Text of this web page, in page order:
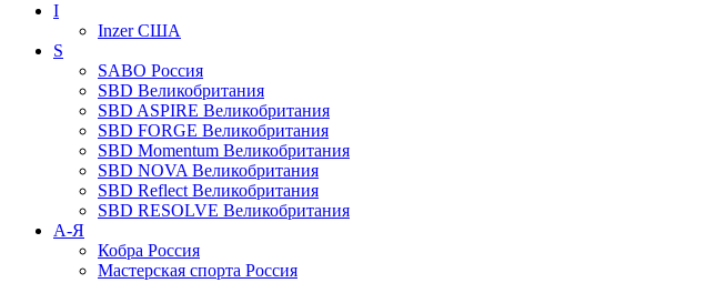
I
InzerСША
S
SABO Россия
SBD Великобритания
SBD ASPIRE Великобритания
SBD FORGE Великобритания
SBD Momentum Великобритания
SBD NOVA Великобритания
SBD Reflect Великобритания
SBD RESOLVE Великобритания
А-Я
Кобра Россия
Мастерская спорта Россия